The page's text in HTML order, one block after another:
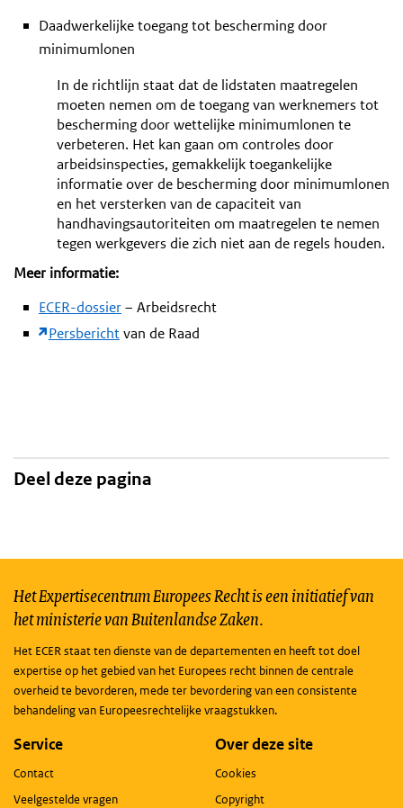
Daadwerkelijke toegang tot bescherming door
minimumlonen
In de richtlijn staat dat de lidstaten maatregelen
moeten nemen om de toegang van werknemers tot
bescherming door wettelijke minimumlonen te
verbeteren. Het kan gaan om controles door
arbeidsinspecties, gemakkelijk toegankelijke
informatie over de bescherming door minimumlonen
en het versterken van de capaciteit van
handhavingsautoriteiten om maatregelen te nemen
tegen werkgevers die zich niet aan de regels houden.
Meer informatie:
ECER-dossier– Arbeidsrecht
Persberichtvan de Raad
Deel deze pagina
Het Expertisecentrum Europees Recht is een initiatief van
het ministerie van Buitenlandse Zaken.
Het ECER staat ten dienste van de departementen en heeft tot doel
expertise op het gebied van het Europees recht binnen de centrale
overheid te bevorderen, mede ter bevordering van een consistente
behandeling van Europeesrechtelijke vraagstukken.
Service
Contact
Veelgestelde vragen
Over deze site
Cookies
Copyright